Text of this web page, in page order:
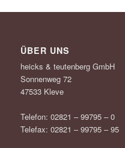
ÜBER UNS
heicks & teutenberg GmbH
Sonnenweg 72
47533 Kleve
Telefon: 02821 – 99795 – 0
Telefax: 02821 – 99795 – 95